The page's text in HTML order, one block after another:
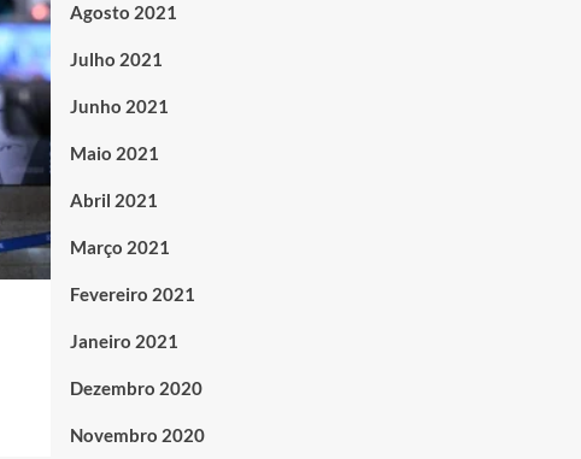
Agosto 2021
Julho 2021
Junho 2021
Maio 2021
Abril 2021
Março 2021
Fevereiro 2021
Janeiro 2021
Dezembro 2020
Novembro 2020